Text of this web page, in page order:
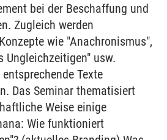
bei der Beschaffung und
Zugleich werden
wie "Anachronismus",
Ungleichzeitigen" usw.
Texte
Das Seminar thematisiert
Weise einige
Wie funktioniert